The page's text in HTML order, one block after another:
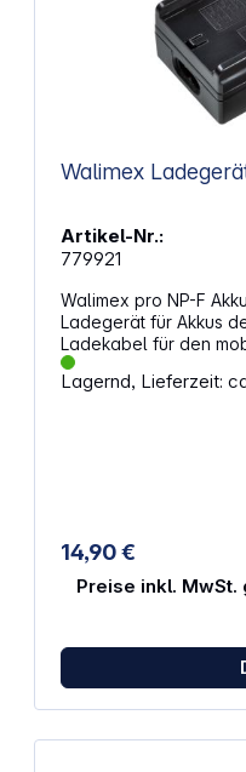
Walimex
Artikel-Nr.:
779921
Walimex pro NP-F
Ladegerät für Akkus der NP-
Ladekabel für den mobilen
für schnelles Aufladen der Akkus
LED Automatische Endabschaltung 2 in 1 Ladegerät
Abschaltsystem
Akkus durch Überladen.
Lagernd, Lieferzeit:
14,90 €
Preise inkl.